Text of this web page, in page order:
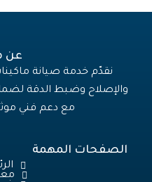
عن
نقدّم خدمة صيانة
والإصلاح وضبط الدقة
مع دعم فني
الصفحات المهمة